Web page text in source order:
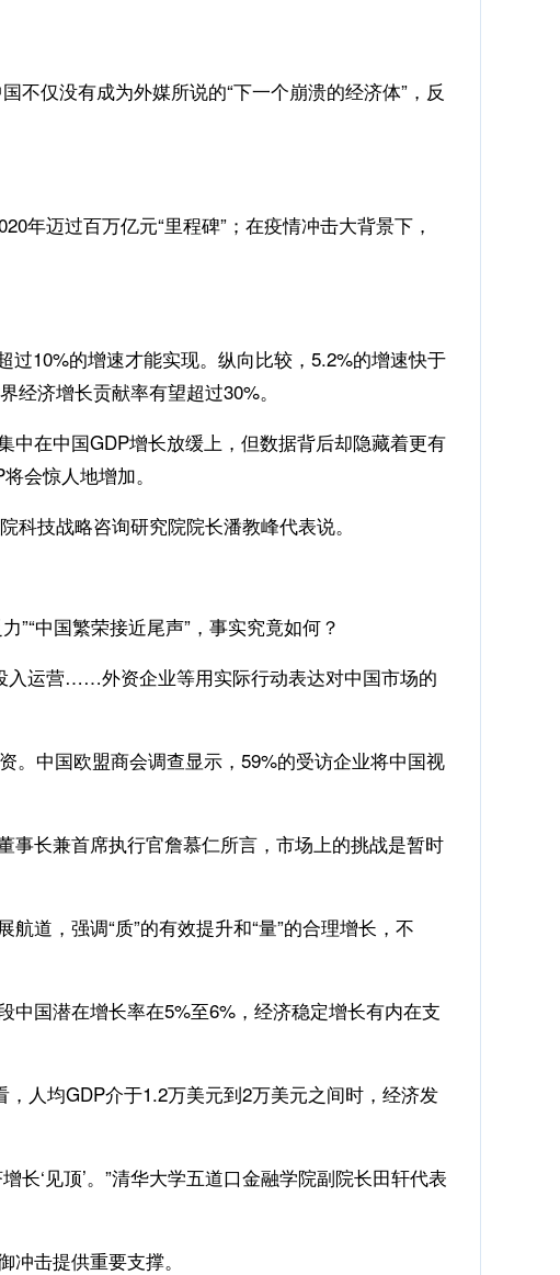
仅没有成为外媒所说的“下一个崩溃的经济体”，反
迈过百万亿元“里程碑”；在疫情冲击大背景下，
10%的增速才能实现。纵向比较，5.2%的增速快于
济增长贡献率有望超过30%。
在中国GDP增长放缓上，但数据背后却隐藏着更有
会惊人地增加。
技战略咨询研究院院长潘教峰代表说。
中国繁荣接近尾声”，事实究竟如何？
运营……外资企业等用实际行动表达对中国市场的
中国欧盟商会调查显示，59%的受访企业将中国视
长兼首席执行官詹慕仁所言，市场上的挑战是暂时
道，强调“质”的有效提升和“量”的合理增长，不
国潜在增长率在5%至6%，经济稳定增长有内在支
人均GDP介于1.2万美元到2万美元之间时，经济发
‘见顶’。”清华大学五道口金融学院副院长田轩代表
击提供重要支撑。